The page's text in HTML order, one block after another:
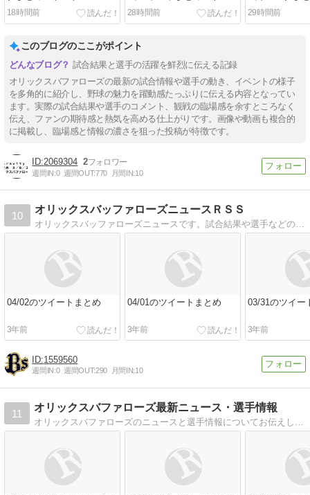
リックスバファローズ
18時間前
／２６
28時間前
２６
29時間前
このブログのここがポイント
試合結果と選手の活躍を鮮烈に伝える記録
オリックスバファローズの最新の試合情報や選手の動き、イベントの様子
を多角的に紹介し、野球の魅力を躍動感たっぷりに伝える内容となってい
ます。実際の試合結果や選手のコメント、観戦の臨場感を余すところなく
伝え、ファンの期待感と熱気を高める仕上がりです。画像や動画も複合的
に掲載し、臨場感と情報の濃さを狙った投稿が特徴です。
2069304 2
週間IN:0 週間OUT:770 月間IN:10
10
オリックスバッファローズニュースＲＳＳ
オリックスバッファローズニュースです。試合結果や選手などの内容をお届けします。
04/02のツイートまとめ
3年前
04/01のツイートまとめ
3年前
03/31のツイー
3年前
1559560
週間IN:0 週間OUT:290 月間IN:10
11
オリックスバファローズ最新ニュース・選手情報
【Tips】気になるブログをフォロー。
登録不要。更新を逃さずキャッチ！